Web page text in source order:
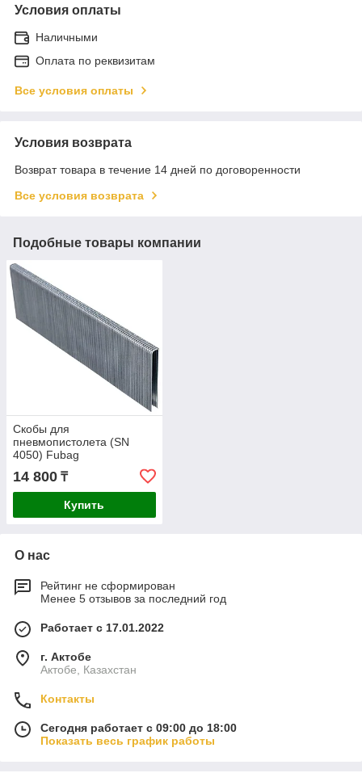
Условия оплаты
Наличными
Оплата по реквизитам
Все условия оплаты
Условия возврата
Возврат товара в течение 14 дней по договоренности
Все условия возврата
Подобные товары компании
Скобы для
пневмопистолета (SN
4050) Fubag
1.05х1.25х5.7/40мм
5000шт. 140137
14 800 ₸
Купить
О нас
Рейтинг не сформирован
Менее 5 отзывов за последний год
Работает с 17.01.2022
г. Актобе
Актобе, Казахстан
Контакты
Сегодня работает с 09:00 до 18:00
Показать весь график работы